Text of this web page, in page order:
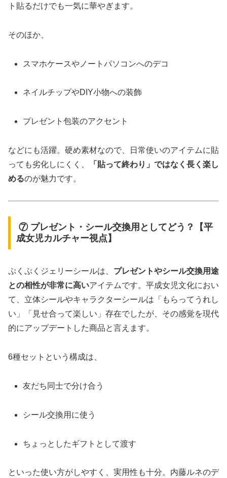
ト貼るだけでも一気に華やぎます。
そのほか、
スマホケースやノートパソコンへのデコ
ネイルチップやDIY小物への装飾
プレゼント包装のアクセント
などにも活躍。硬め素材なので、日常使いのアイテムに貼
っても劣化しにくく、
「貼って終わり」ではなく長く楽し
めるのが魅力です。
⑦ プレゼント・シール交換用としてどう？【平
成女児カルチャー視点】
ぷくぷくジェリーシールは、 プレゼントやシール交換用途
との相性が非常に高いアイテムです。平成女児文化におい
て、立体シールやキャラクターシールは「もらってうれし
い」「見せ合って楽しい」存在でしたが、その感覚を現代
的にアップデートした商品と言えます。
6種セットという構成は、
友だち同士で分け合う
シール交換用に使う
ちょっとしたギフトとして渡す
といった使い方がしやすく、実用性も十分。内藤ルネのデ